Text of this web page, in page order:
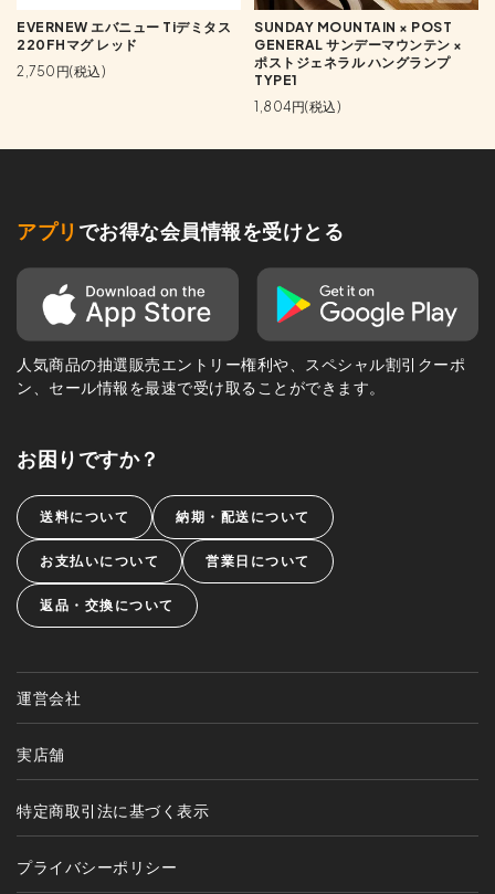
EVERNEW エバニュー Tiデミタス
220FHマグ レッド
2,750円(税込)
SUNDAY MOUNTAIN × POST
GENERAL サンデーマウンテン ×
ポストジェネラル ハングランプ
TYPE1
1,804円(税込)
アプリ でお得な会員情報を受けとる
人気商品の抽選販売エントリー権利や、スペシャル割引クーポ
ン、セール情報を最速で受け取ることができます。
お困りですか？
送料について 納期・配送について
お支払いについて 営業日について
返品・交換について
運営会社
実店舗
特定商取引法に基づく表示
プライバシーポリシー